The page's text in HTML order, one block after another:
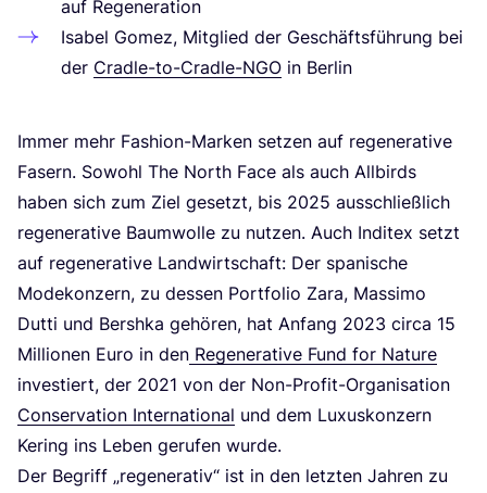
auf Regeneration
Isa­bel Gomez, Mit­glied der Geschäfts­füh­rung bei
der Crad­le-to-Crad­le-NGO in Berlin
Immer mehr Fashion-Mar­ken set­zen auf rege­ne­ra­ti­ve
Fasern. Sowohl The North Face als auch All­birds
haben sich zum Ziel gesetzt, bis 2025 aus­schließ­lich
rege­ne­ra­ti­ve Baum­wol­le zu nut­zen. Auch Indi­tex setzt
auf rege­ne­ra­ti­ve Land­wirt­schaft: Der spa­ni­sche
Mode­kon­zern, zu des­sen Port­fo­lio Zara, Mas­si­mo
Dut­ti und Bersh­ka gehö­ren, hat Anfang 2023 cir­ca 15
Mil­lio­nen Euro in den Rege­ne­ra­ti­ve Fund for Natu­re
inves­tiert, der 2021 von der Non-Pro­fit-Orga­ni­sa­ti­on
Con­ser­va­ti­on Inter­na­tio­nal und dem Luxus­kon­zern
Kering ins Leben geru­fen wurde.
Der Begriff „rege­ne­ra­tiv“ ist in den letz­ten Jah­ren zu